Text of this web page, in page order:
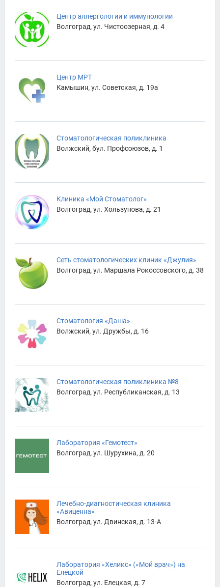
Центр аллергологии и иммунологии
Волгоград, ул. Чистоозерная, д. 4
Центр МРТ
Камышин, ул. Советская, д. 19а
Стоматологическая поликлиника
Волжский, бул. Профсоюзов, д. 1
Клиника «Мой Стоматолог»
Волгоград, ул. Хользунова, д. 21
Сеть стоматологических клиник «Джулия»
Волгоград, ул. Маршала Рокоссовского, д. 38
Стоматология «Даша»
Волжский, ул. Дружбы, д. 16
Стоматологическая поликлиника №8
Волгоград, ул. Республиканская, д. 13
Лаборатория «Гемотест»
Волгоград, ул. Шурухина, д. 20
Лечебно-диагностическая клиника
«Авиценна»
Волгоград, ул. Двинская, д. 13-А
Лаборатория «Хеликс» («Мой врач») на
Елецкой
Волгоград, ул. Елецкая, д. 7